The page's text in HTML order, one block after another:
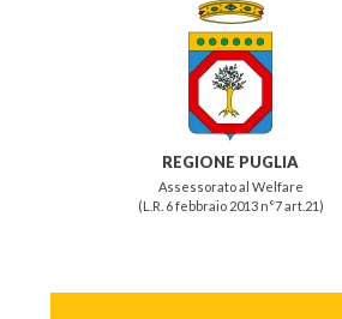
REGIONE PUGLIA
Assessorato al Welfare
(L.R. 6 febbraio 2013 n°7 art.21)